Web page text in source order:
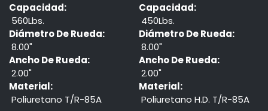
Capacidad:
560Lbs.
Diámetro De Rueda:
8.00"
Ancho De Rueda:
2.00"
Material:
Poliuretano T/R-85A
Capacidad:
450Lbs.
Diámetro De Rueda:
8.00"
Ancho De Rueda:
2.00"
Material:
Poliuretano H.D. T/R-85A